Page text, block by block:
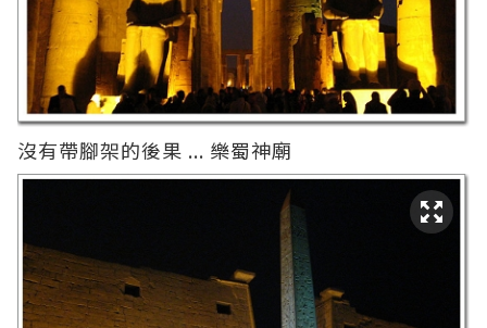
沒有帶腳架的後果 ... 樂蜀神廟